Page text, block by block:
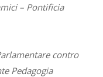
– Pontificia
contro
Pedagogia